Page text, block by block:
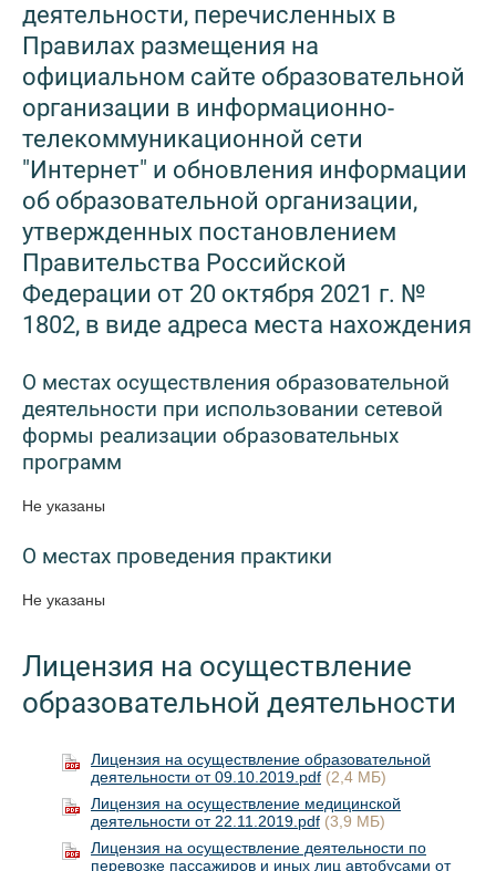
деятельности, перечисленных в
Правилах размещения на
официальном сайте образовательной
организации в информационно-
телекоммуникационной сети
"Интернет" и обновления информации
об образовательной организации,
утвержденных постановлением
Правительства Российской
Федерации от 20 октября 2021 г. №
1802, в виде адреса места нахождения
О местах осуществления образовательной
деятельности при использовании сетевой
формы реализации образовательных
программ
Не указаны
О местах проведения практики
Не указаны
Лицензия на осуществление
образовательной деятельности
Лицензия на осуществление образовательной
деятельности от 09.10.2019.pdf (2,4 МБ)
Лицензия на осуществление медицинской
деятельности от 22.11.2019.pdf (3,9 МБ)
Лицензия на осуществление деятельности по
перевозке пассажиров и иных лиц автобусами от